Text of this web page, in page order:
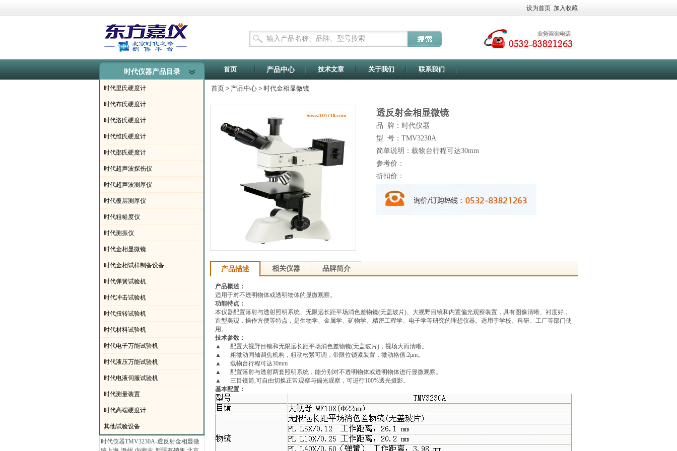
设为首页 加入收藏
时代仪器产品目录 首页 产品中心 技术文章 关于我们 联系我们
·时代里氏硬度计
·时代布氏硬度计
·时代洛氏硬度计
·时代维氏硬度计
·时代邵氏硬度计
·时代超声波探伤仪
·时代超声波测厚仪
·时代覆层测厚仪
·时代粗糙度仪
·时代测振仪
·时代金相显微镜
·时代金相试样制备设备
·时代弹簧试验机
·时代冲击试验机
·时代扭转试验机
·时代材料试验机
·时代电子万能试验机
·时代液压万能试验机
·时代电液伺服试验机
·时代测量装置
·时代高端硬度计
·其他试验设备
时代仪器TMV3230A-透反射金相显微
首页 > 产品中心 > 时代金相显微镜
透反射金相显微镜
品 牌：时代仪器
型 号：TMV3230A
简单说明：载物台行程可达30mm
参考价：
折扣价：
产品描述 相关仪器 品牌简介
产品概述：
适用于对不透明物体或透明物体的显微观察。
功能特点：
本仪器配置落射与透射照明系统、无限远长距平场消色差物镜(无盖玻片)、大视野目镜和内置偏光观察装置， 具有图像清晰、衬度好，
造型美观， 操作方便等特点， 是生物学、金属学、矿物学、精密工程学、电子学等研究的理想仪器。适用于学校、科研、工厂等部门使
用。
技术参数：
▲ 配置大视野目镜和无限远长距平场消色差物镜(无盖玻片)， 视场大而清晰。
▲ 粗微动同轴调焦机构， 粗动松紧可调， 带限位锁紧装置， 微动格值:2μm。
▲ 载物台行程可达30mm
▲ 配置落射与透射两套照明系统， 能分别对不透明物体或透明物体进行显微观察。
▲ 三目镜筒,可自由切换正常观察与偏光观察， 可进行100%透光摄影。
基本配置：